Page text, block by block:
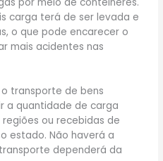
carga terá de ser levada e
o que pode encarecer o
mais acidentes nas
transporte de bens
a quantidade de carga
ou recebidas de
estado. Não haverá a
dependerá da